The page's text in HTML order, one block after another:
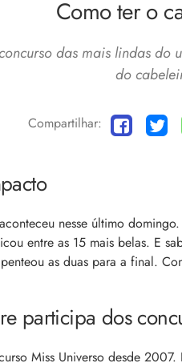
Como ter o
das mais lindas do
do
Compartilhar:
nesse último
entre as 15 mais belas. E
as duas para a final.
participa dos
Miss Universo desde
as